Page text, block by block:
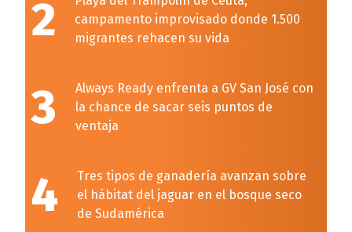
2
campamento improvisado donde 1.500
migrantes rehacen su vida
3
Always Ready enfrenta a GV San José con
la chance de sacar seis puntos de
ventaja
4
Tres tipos de ganadería avanzan sobre
el hábitat del jaguar en el bosque seco
de Sudamérica